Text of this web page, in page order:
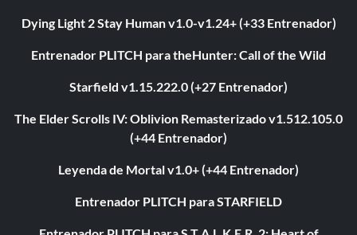
Dying Light 2 Stay Human v1.0-v1.24+ (+33 Entrenador)
Entrenador PLITCH para theHunter: Call of the Wild
Starfield v1.15.222.0 (+27 Entrenador)
The Elder Scrolls IV: Oblivion Remasterizado v1.512.105.0
(+44 Entrenador)
Leyenda de Mortal v1.0+ (+44 Entrenador)
Entrenador PLITCH para STARFIELD